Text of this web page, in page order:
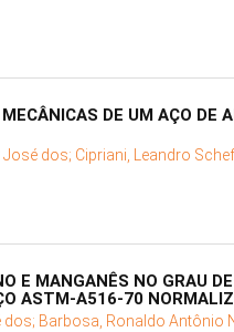
DE UM AÇO
José dos; Cipriani, Leandro
E MANGANÊS NO GRAU
ASTM-A516-70
dos; Barbosa, Ronaldo Antônio